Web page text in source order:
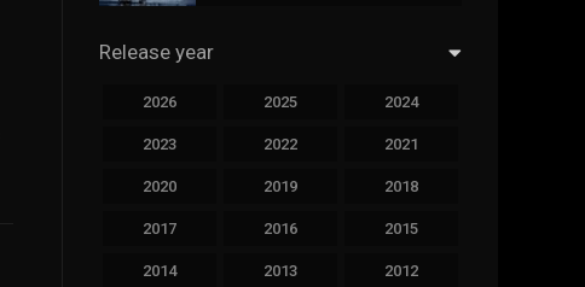
Western
Release year
2026 2025 2024
2023 2022 2021
2020 2019 2018
2017 2016 2015
2014 2013 2012